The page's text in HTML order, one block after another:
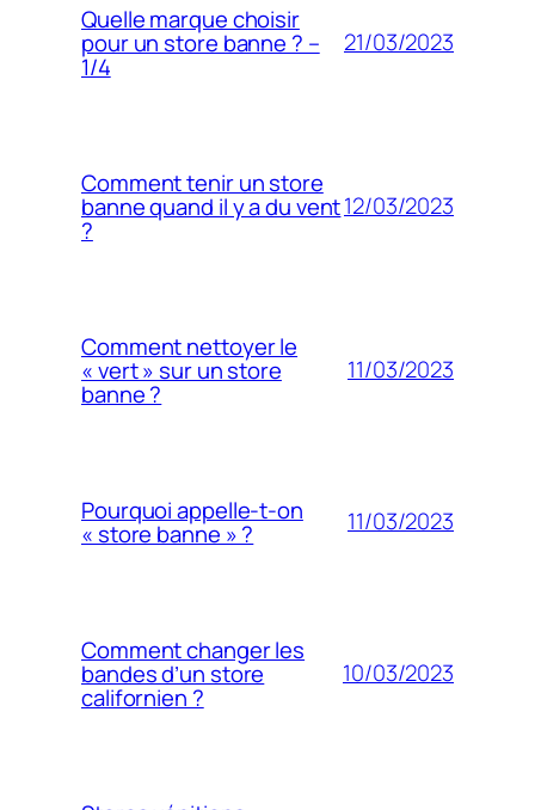
Quelle marque choisir
pour un store banne ? –
1/4
21/03/2023
Comment tenir un store
banne quand il y a du vent
?
12/03/2023
Comment nettoyer le
« vert » sur un store
banne ?
11/03/2023
Pourquoi appelle-t-on
« store banne » ? 11/03/2023
Comment changer les
bandes d’un store
californien ?
10/03/2023